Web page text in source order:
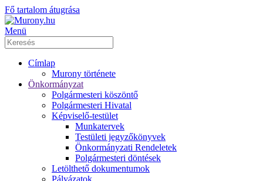
Fő tartalom átugrása
Menü
Címlap
Murony története
Önkormányzat
Polgármesteri köszöntő
Polgármesteri Hivatal
Képviselő-testület
Munkatervek
Testületi jegyzőkönyvek
Önkormányzati Rendeletek
Polgármesteri döntések
Letölthető dokumentumok
Pályázatok